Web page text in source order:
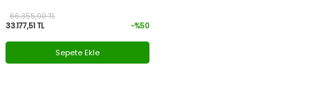
33.177,51 TL
66.355,00TL
-%50
Sepete Ekle